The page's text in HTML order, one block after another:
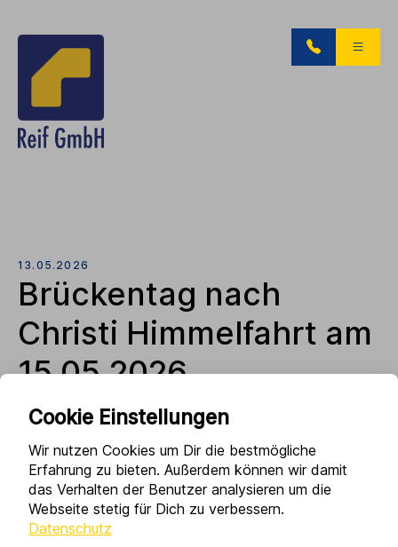
13.05.2026
Brückentag nach
Christi Himmelfahrt am
15.05.2026
Im Anschluss an Christi Himmelfahrt nutzen wir
den Freitag, 15. Mai 2026, als Brückentag.
An diesem Tag bleibt unser Betrieb geschlossen
Cookie Einstellungen
Wir nutzen Cookies um Dir die bestmögliche
Erfahrung zu bieten. Außerdem können wir damit
das Verhalten der Benutzer analysieren um die
Webseite stetig für Dich zu verbessern.
Datenschutz